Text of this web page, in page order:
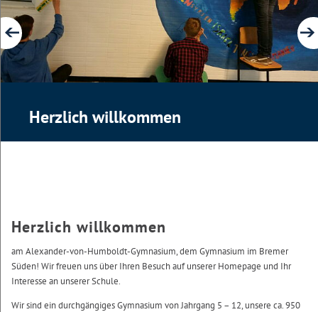
Herzlich willkommen
Herzlich willkommen
am Alexander-von-Humboldt-Gymnasium, dem Gymnasium im Bremer
Süden! Wir freuen uns über Ihren Besuch auf unserer Homepage und Ihr
Interesse an unserer Schule.
Wir sind ein durchgängiges Gymnasium von Jahrgang 5 – 12, unsere ca. 950